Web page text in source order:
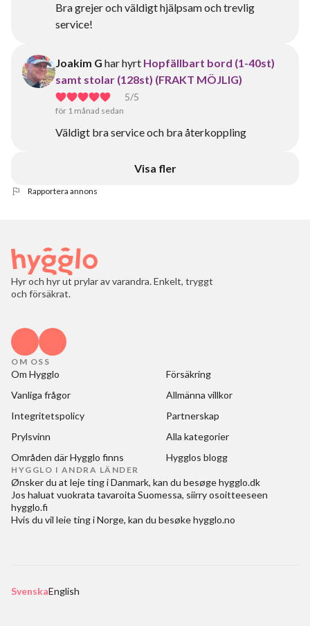
Bra grejer och väldigt hjälpsam och trevlig
service!
Joakim G har hyrt Hopfällbart bord (1-40st)
samt stolar (128st) (FRAKT MÖJLIG)
5/5
för 1 månad sedan
Väldigt bra service och bra återkoppling
Visa fler
Rapportera annons
Hyr och hyr ut prylar av varandra. Enkelt, tryggt
och försäkrat.
OM OSS
Om Hygglo
Försäkring
Vanliga frågor
Allmänna villkor
Integritetspolicy
Partnerskap
Prylsvinn
Alla kategorier
Områden där Hygglo finns
Hygglos blogg
HYGGLO I ANDRA LÄNDER
Ønsker du at leje ting i Danmark, kan du besøgehygglo.dk
Jos haluat vuokrata tavaroita Suomessa, siirry osoitteeseen
hygglo.fi
Hvis du vil leie ting i Norge, kan du besøkehygglo.no
SvenskaEnglish